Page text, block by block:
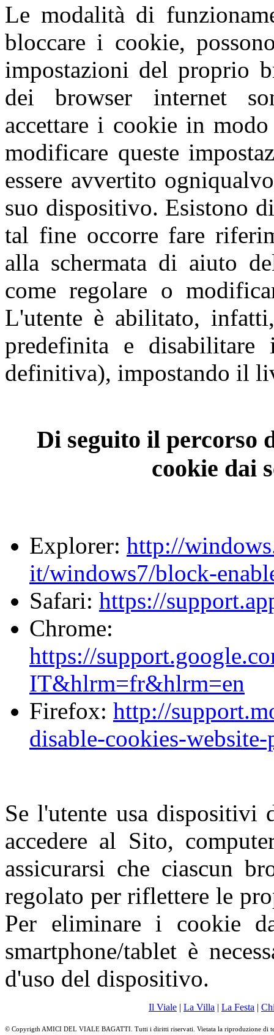
Le modalità di
bloccare i cookie,
impostazioni del proprio
dei browser internet
accettare i cookie in
modificare queste
essere avvertito
suo dispositivo. Esistono
tal fine occorre fare
alla schermata di aiuto
come regolare o
L'utente è abilitato,
predefinita e
definitiva), impostando il
Di seguito il percorso
cookie dai
Explorer: http://
it/windows7/block-
Safari: https://
Chrome:
https://
IT&hlrm=fr&hlrm=en
Firefox: http://
disable-cookies-website-
Se l'utente usa dispositivi
accedere al Sito,
assicurarsi che ciascun
regolato per riflettere le
Per eliminare i cookie
smartphone/tablet è
d'uso del dispositivo.
Il Viale | La Villa | La Festa |
© Copyrigth AMICI DEL VIALE BAGATTI. Tutti i diritti riservati. Vietata la riproduzione di